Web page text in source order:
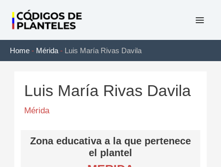
contenido
Home - Mérida - Luis María Rivas Davila
Luis María Rivas Davila
Mérida
Zona educativa a la que pertenece
el plantel